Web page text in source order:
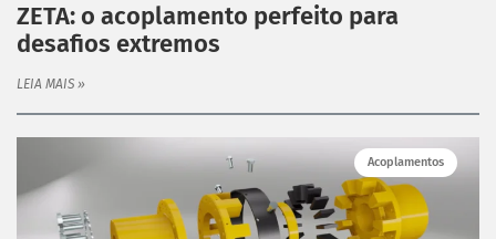
ZETA: o acoplamento perfeito para
desafios extremos
LEIA MAIS »
Acoplamentos